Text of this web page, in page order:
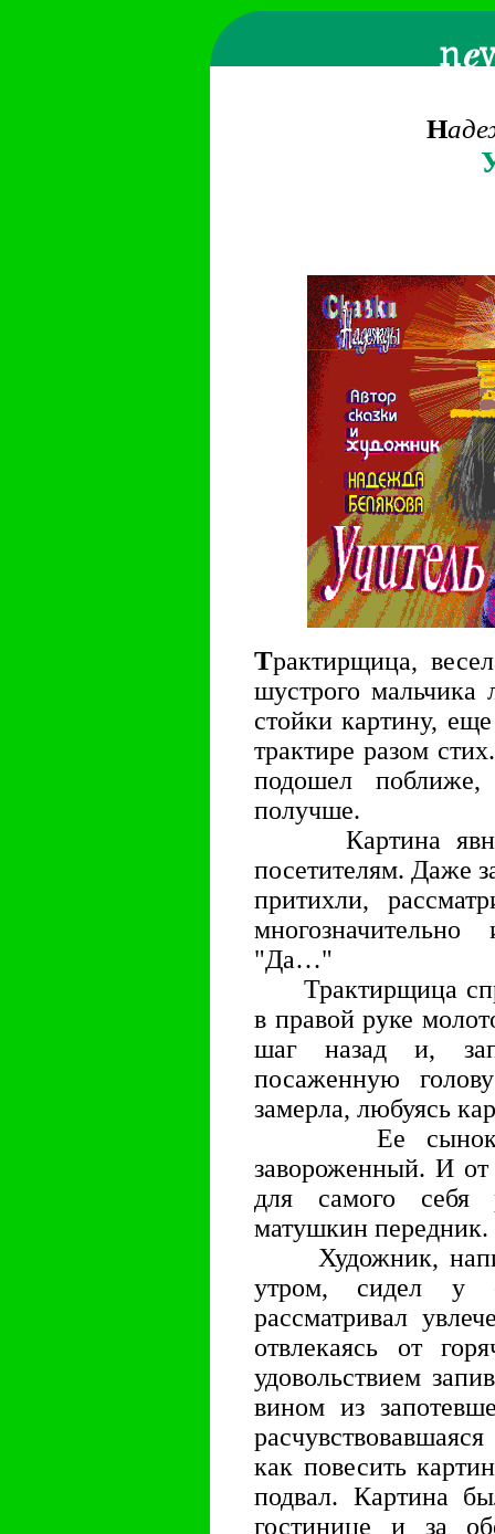
Н
Трактирщица,
шустрого мальчика
стойки картину,
трактире разом
подошел поближе,
получше.
Картина явно
посетителям. Даже
притихли,
"Да…"
Трактирщица
в правой руке
шаг назад и,
посаженную
замерла, любуясь
Ее сынок
завороженный. И
для самого себя
матушкин передник.
Художник,
утром, сидел у
рассматривал
отвлекаясь от
удовольствием
вином из
как повесить
подвал. Картина
гостинице и за